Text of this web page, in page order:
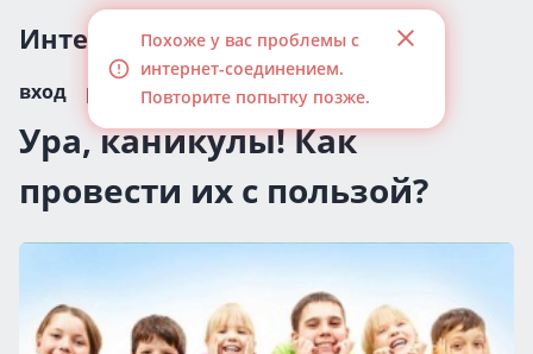
Интересные статьи
вход регистрация
Ура, каникулы! Как
провести их с пользой?
Похоже у вас проблемы с
интернет-соединением.
Повторите попытку позже.